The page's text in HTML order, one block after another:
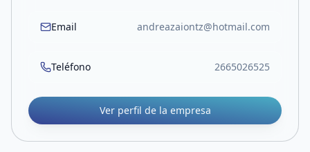
Email andreazaiontz@hotmail.com
Teléfono 2665026525
Ver perfil de la empresa